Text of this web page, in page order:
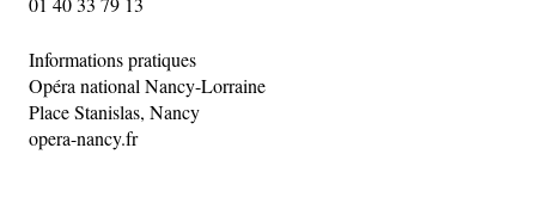
Informations pratiques
Opéra national Nancy-Lorraine
Place Stanislas, Nancy
opera-nancy.fr